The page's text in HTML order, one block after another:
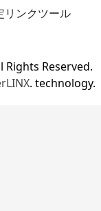
リンクツール
Rights Reserved.
. technology.